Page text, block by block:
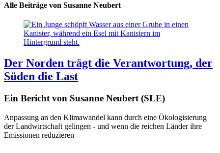
Alle Beiträge von Susanne Neubert
Der Norden trägt die Verantwortung, der
Süden die Last
Ein Bericht von Susanne Neubert (SLE)
Anpassung an den Klimawandel kann durch eine Ökologisierung
der Landwirtschaft gelingen - und wenn die reichen Länder ihre
Emissionen reduzieren